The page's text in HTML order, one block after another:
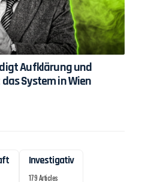
Aufklärung und
System in Wien
Investigativ
179 Articles